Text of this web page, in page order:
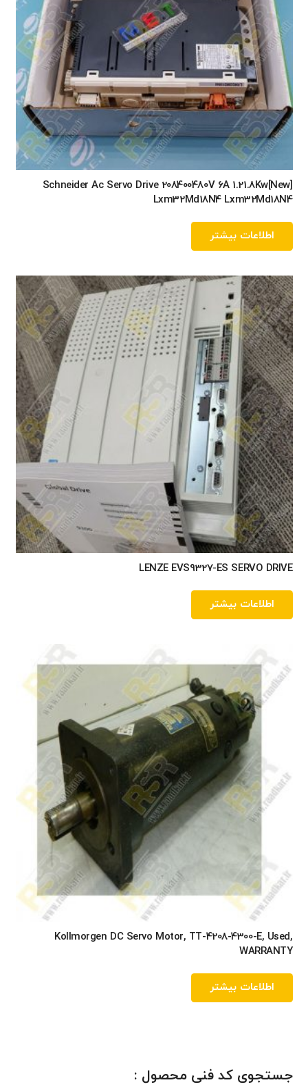
[New]Schneider Ac Servo Drive 208400480V 6A 1.21.8Kw
Lxm32Md18N4 Lxm32Md18N4
اطلاعات بیشتر
LENZE EVS9327-ES SERVO DRIVE
اطلاعات بیشتر
Kollmorgen DC Servo Motor, TT-4208-4300-E, Used,
WARRANTY
اطلاعات بیشتر
جستجوی کد فنی محصول :